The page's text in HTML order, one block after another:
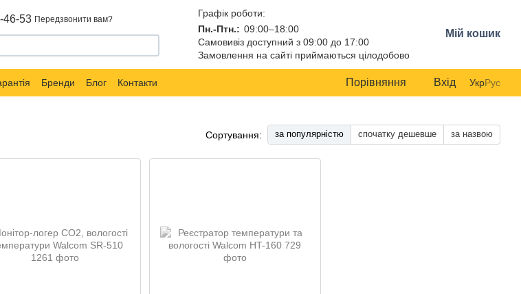
46-53 Передзвонити вам?
Графік роботи:
Пн.-Птн.: 09:00–18:00
Самовивіз доступний з 09:00 до 17:00
Замовлення на сайті приймаються цілодобово
Мій кошик
Бренди Блог Контакти Порівняння Вхід УкрРус
Сортування: за популярністю спочатку дешевше за назвою